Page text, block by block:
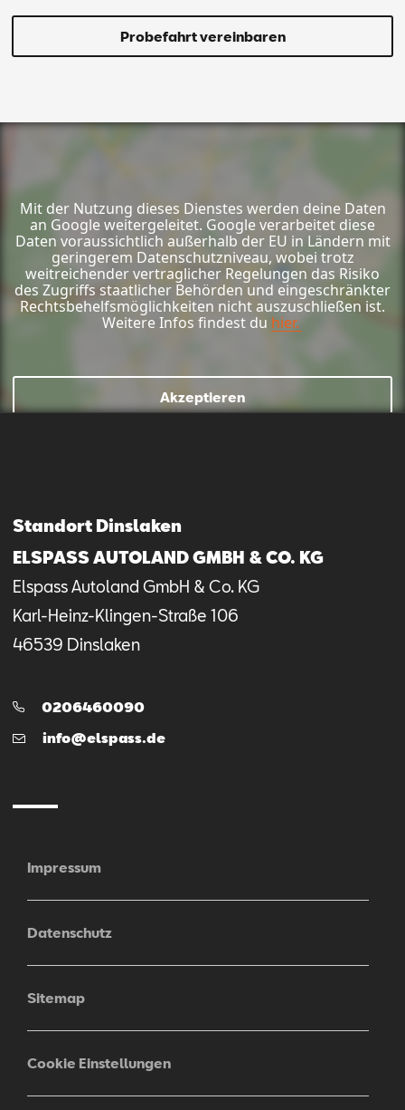
Probefahrt vereinbaren
Mit der Nutzung dieses Dienstes werden deine Daten
an Google weitergeleitet. Google verarbeitet diese
Daten voraussichtlich außerhalb der EU in Ländern mit
geringerem Datenschutzniveau, wobei trotz
weitreichender vertraglicher Regelungen das Risiko
des Zugriffs staatlicher Behörden und eingeschränkter
Rechtsbehelfsmöglichkeiten nicht auszuschließen ist.
Weitere Infos findest du hier.
Akzeptieren
Standort Dinslaken
ELSPASS AUTOLAND GMBH & CO. KG
Elspass Autoland GmbH & Co. KG
Karl-Heinz-Klingen-Straße 106
46539 Dinslaken
Telefon:
0206460090
E-
info@elspass.de
Impressum
Datenschutz
Sitemap
Cookie Einstellungen